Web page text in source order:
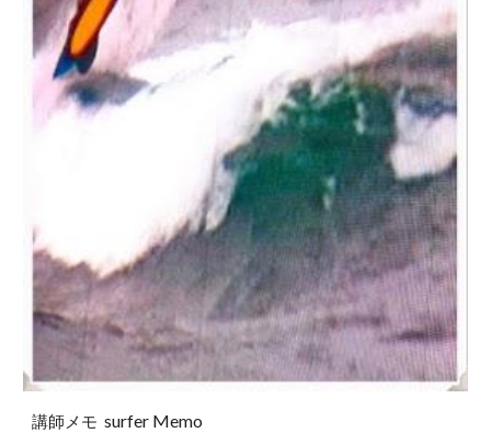
講師メモ surfer Memo